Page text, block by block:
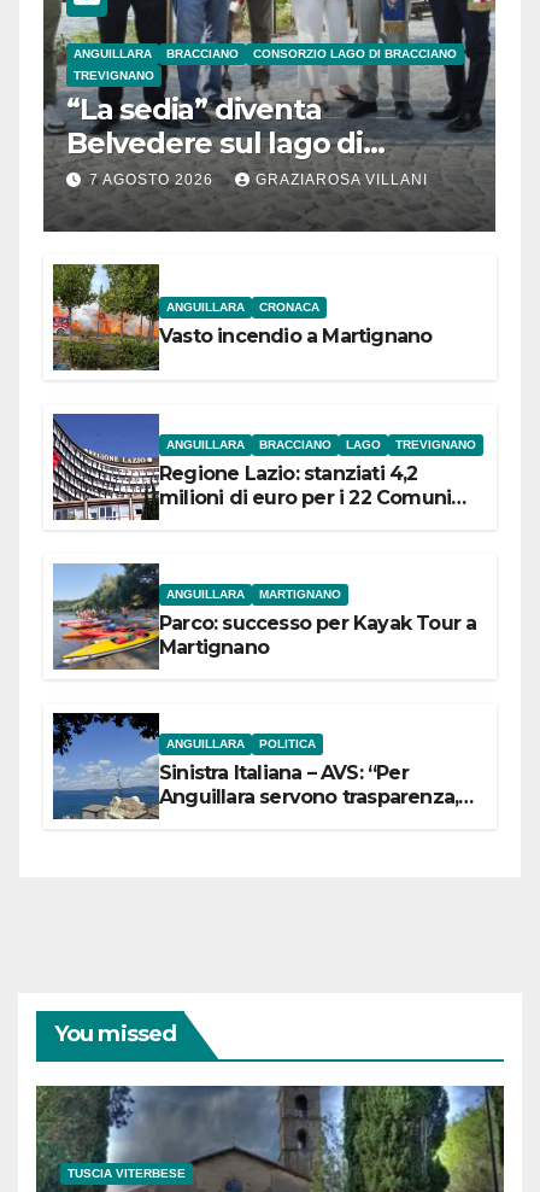
ANGUILLARA BRACCIANO
CONSORZIO LAGO DI BRACCIANO
TREVIGNANO
“La sedia” diventa
Belvedere sul lago di
Bracciano: ieri
l’inaugurazione
7 AGOSTO 2026 GRAZIAROSA VILLANI
ANGUILLARA CRONACA
Vasto incendio a Martignano
ANGUILLARA BRACCIANO LAGO TREVIGNANO
Regione Lazio: stanziati 4,2
milioni di euro per i 22 Comuni
ANGUILLARA MARTIGNANO
Parco: successo per Kayak Tour a
Martignano
ANGUILLARA POLITICA
Sinistra Italiana – AVS: “Per
Anguillara servono trasparenza,
You missed
TUSCIA VITERBESE